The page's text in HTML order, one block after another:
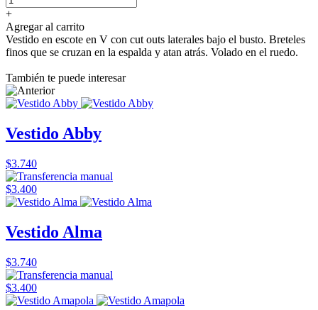
+
Agregar al carrito
Vestido en escote en V con cut outs laterales bajo el busto. Breteles
finos que se cruzan en la espalda y atan atrás. Volado en el ruedo.
También te puede interesar
Vestido Abby
$3.740
$3.400
Vestido Alma
$3.740
$3.400